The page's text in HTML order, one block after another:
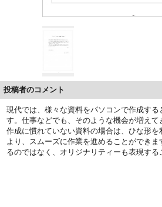
投稿者のコメント
現代では、様々な資料をパソコンで作成する
す。仕事などでも、そのような機会が増え
作成に慣れていない資料の場合は、ひな形を
より、スムーズに作業を進めることができ
るのではなく、オリジナリティーも表現する